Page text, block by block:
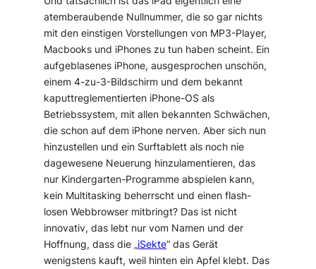
atemberaubende Nullnummer, die so gar nichts
mit den einstigen Vorstellungen von MP3-Player,
Macbooks und iPhones zu tun haben scheint. Ein
aufgeblasenes iPhone, ausgesprochen unschön,
einem 4-zu-3-Bildschirm und dem bekannt
kaputtreglementierten iPhone-OS als
Betriebssystem, mit allen bekannten Schwächen,
die schon auf dem iPhone nerven. Aber sich nun
hinzustellen und ein Surftablett als noch nie
dagewesene Neuerung hinzulamentieren, das
nur Kindergarten-Programme abspielen kann,
kein Multitasking beherrscht und einen flash-
losen Webbrowser mitbringt? Das ist nicht
innovativ, das lebt nur vom Namen und der
Hoffnung, dass die „iSekte“ das Gerät
wenigstens kauft, weil hinten ein Apfel klebt. Das